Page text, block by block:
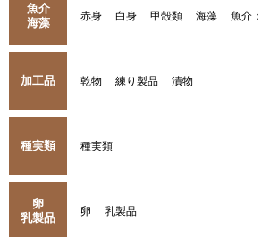
魚介
海藻
赤身 白身 甲殻類 海藻 魚介
加工品 乾物 練り製品 漬物
種実類 種実類
卵
乳製品
卵 乳製品